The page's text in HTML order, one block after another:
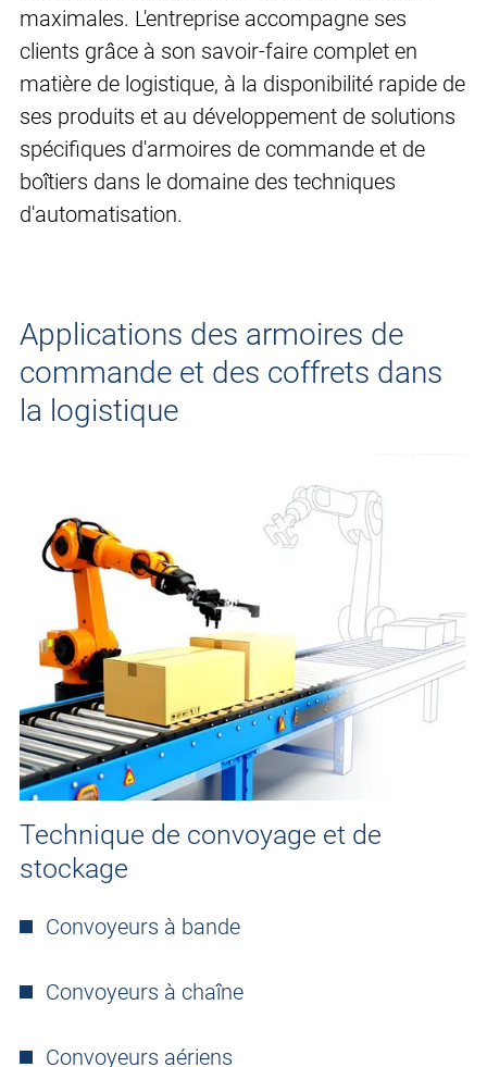
maximales. L'entreprise accompagne ses
clients grâce à son savoir-faire complet en
matière de logistique, à la disponibilité rapide de
ses produits et au développement de solutions
spécifiques d'armoires de commande et de
boîtiers dans le domaine des techniques
d'automatisation.
Applications des armoires de
commande et des coffrets dans
la logistique
Technique de convoyage et de
stockage
Convoyeurs à bande
Convoyeurs à chaîne
Convoyeurs aériens